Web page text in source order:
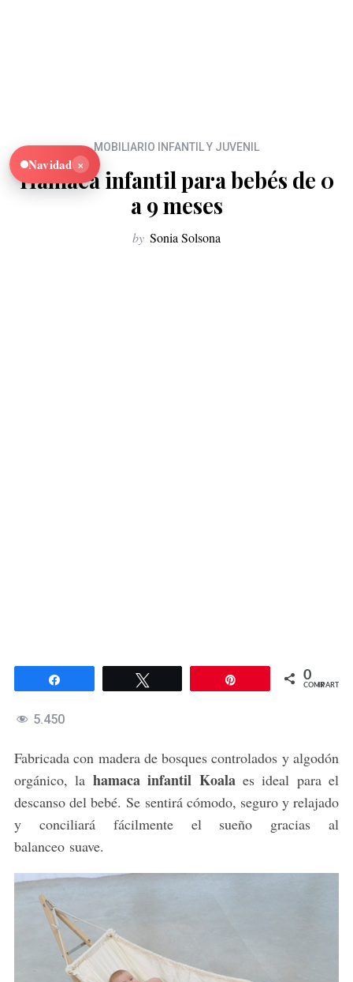
MOBILIARIO INFANTIL Y JUVENIL
Hamaca infantil para bebés de 0
a 9 meses
by Sonia Solsona
0
COMPARTIR
5.450
Fabricada con madera de bosques controlados y algodón
orgánico, la hamaca infantil Koalaes ideal para el
descanso del bebé. Se sentirá cómodo, seguro y relajado
y conciliará fácilmente el sueño gracias al
balanceo suave.
Navidad ×